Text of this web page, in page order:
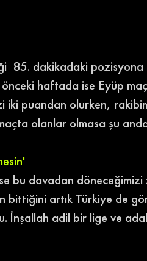
85. dakikadaki pozisyona
haftada ise Eyüp
iki puandan olurken,
olanlar olmasa şu
bu davadan döneceğimizi
artık Türkiye de
İnşallah adil bir lige ve